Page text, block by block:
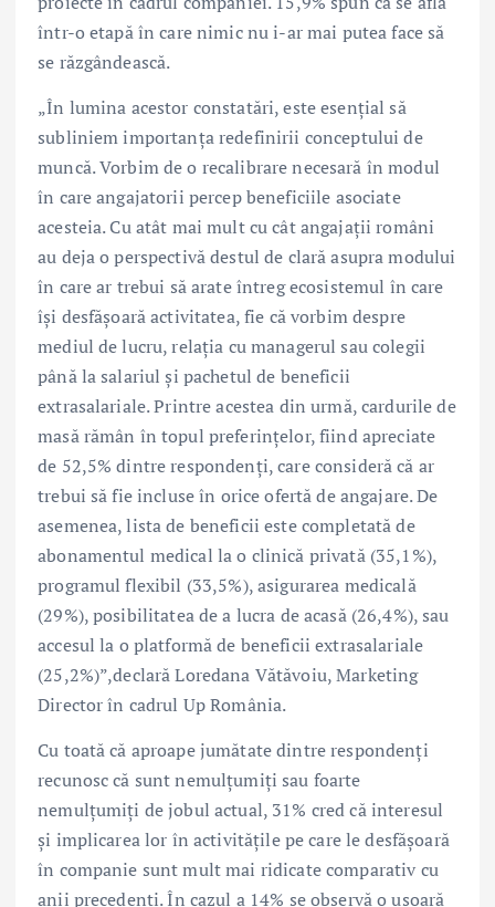
într-o etapă în care nimic nu i-ar mai putea face să
se răzgândească.
„În lumina acestor constatări, este esențial să
subliniem importanța redefinirii conceptului de
muncă. Vorbim de o recalibrare necesară în modul
în care angajatorii percep beneficiile asociate
acesteia. Cu atât mai mult cu cât angajații români
au deja o perspectivă destul de clară asupra modului
în care ar trebui să arate întreg ecosistemul în care
își desfășoară activitatea, fie că vorbim despre
mediul de lucru, relația cu managerul sau colegii
până la salariul și pachetul de beneficii
extrasalariale. Printre acestea din urmă, cardurile de
masă rămân în topul preferințelor, fiind apreciate
de 52,5% dintre respondenți, care consideră că ar
trebui să fie incluse în orice ofertă de angajare. De
asemenea, lista de beneficii este completată de
abonamentul medical la o clinică privată (35,1%),
programul flexibil (33,5%), asigurarea medicală
(29%), posibilitatea de a lucra de acasă (26,4%), sau
accesul la o platformă de beneficii extrasalariale
(25,2%)”,declară Loredana Vătăvoiu, Marketing
Director în cadrul Up România.
Cu toată că aproape jumătate dintre respondenți
recunosc că sunt nemulțumiți sau foarte
nemulțumiți de jobul actual, 31% cred că interesul
și implicarea lor în activitățile pe care le desfășoară
în companie sunt mult mai ridicate comparativ cu
anii precedenți. În cazul a 14% se observă o ușoară